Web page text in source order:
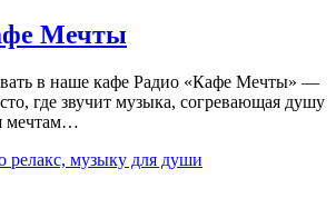
Мечты
в наше кафе Радио «Кафе Мечты» —
где звучит музыка, согревающая душу
мечтам…
релакс, музыку для души